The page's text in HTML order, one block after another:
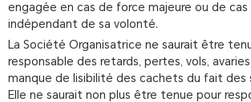
engagée en cas de force majeure ou de
indépendant de sa volonté.
La Société Organisatrice ne saurait être
responsable des retards, pertes, vols,
manque de lisibilité des cachets du fait des
Elle ne saurait non plus être tenue pour